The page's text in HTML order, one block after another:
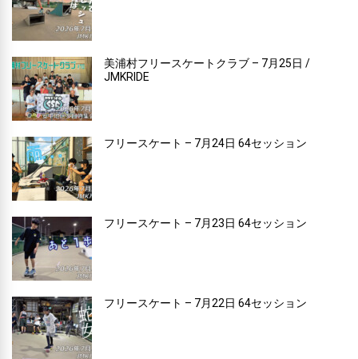
美浦村フリースケートクラブ – 7月25日 /
JMKRIDE
フリースケート – 7月24日 64セッション
フリースケート – 7月23日 64セッション
フリースケート – 7月22日 64セッション